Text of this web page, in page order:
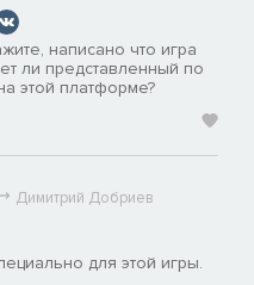
написано что игра
ли представленный по
этой платформе?
Димитрий Добриев
для этой игры.